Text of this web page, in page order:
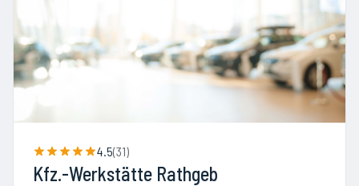
4.5(31)
Kfz.-Werkstätte Rathgeb